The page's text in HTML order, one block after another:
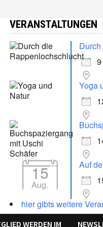
VERANSTALTUNGEN
Yoga
15
Aug.
Auf
hier gibts weitere
WERDEN IM